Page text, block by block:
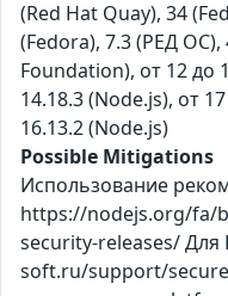
(Red Hat Quay), 34
(Fedora), 7.3 (РЕД
Foundation), от 12 до
14.18.3 (Node.js), от
16.13.2 (Node.js)
Possible Mitigations
Использование
https://nodejs.org/fa/
security-releases/
soft.ru/support/